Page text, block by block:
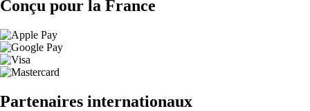
Conçu pour la France
Partenaires internationaux